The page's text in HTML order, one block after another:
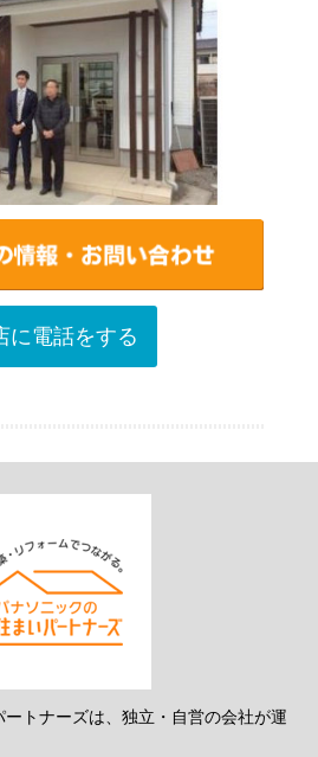
に電話をする
トナーズは、独立・自営の会社が運